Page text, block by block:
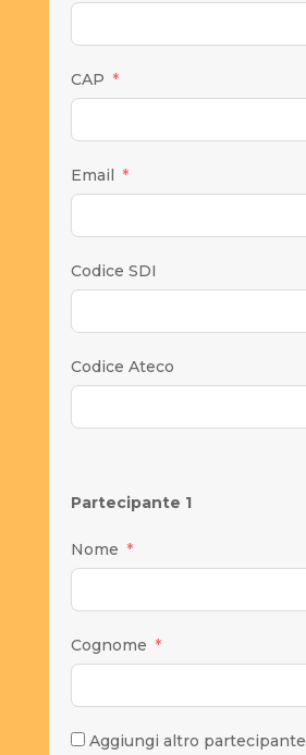
CAP
Email
Codice SDI
Codice Ateco
Partecipante 1
Nome
Cognome
Aggiungi altro partecipante